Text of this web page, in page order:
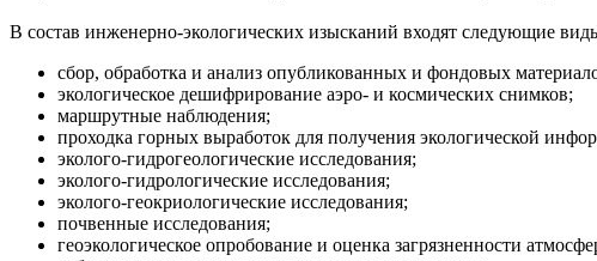
В состав инженерно-экологических изысканий входят следующие
сбор, обработка и анализ опубликованных и фондовых
экологическое дешифрирование аэро- и космических снимков;
маршрутные наблюдения;
проходка горных выработок для получения экологической
эколого-гидрогеологические исследования;
эколого-гидрологические исследования;
эколого-геокриологические исследования;
почвенные исследования;
геоэкологическое опробование и оценка загрязненности